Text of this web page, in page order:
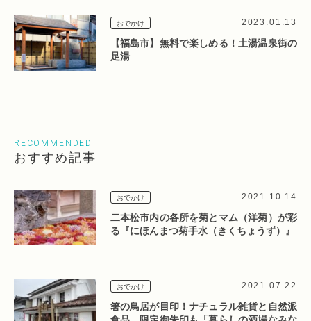
おでかけ 2023.01.13
【福島市】無料で楽しめる！土湯温泉街の
足湯
RECOMMENDED
おすすめ記事
おでかけ 2021.10.14
二本松市内の各所を菊とマム（洋菊）が彩
る『にほんまつ菊手水（きくちょうず）』
おでかけ 2021.07.22
箸の鳥居が目印！ナチュラル雑貨と自然派